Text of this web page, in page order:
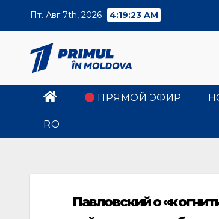
Пт. Авг 7th, 2026 4:19:23 AM
ПРЯМОЙ ЭФИР
RO
Павловский о